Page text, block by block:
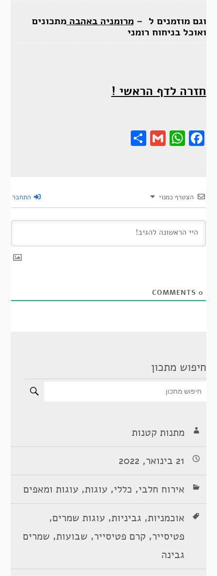
וגם מוזמנים ל –מרומניה באהבהמתכונים
ואוכל בניחוח רומני
חזרה לדף הראשי !
Gmail
Share
הצטרף כמנוי התחבר
0
חיפוש מתכון
מתנות קטנות
21 בינואר, 2022
אירוח חלבי, כללי, עוגות, עוגות ומאפים
אוכמניות, גביניות, עוגות שמרים,
פטיסייר, קרם פטיסייר, שבועות, שמרים
גבינה